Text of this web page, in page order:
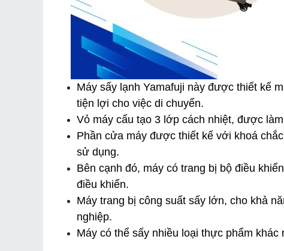
Máy sấy lạnh Yamafuji này được thiết kế
tiện lợi cho việc di chuyển.
Vỏ máy cấu tạo 3 lớp cách nhiệt, được
Phần cửa máy được thiết kế với khoá
sử dụng.
Bên cạnh đó, máy có trang bị bộ điều
điều khiển.
Máy trang bị công suất sấy lớn, cho khả
nghiệp.
Máy có thể sấy nhiều loại thực phẩm